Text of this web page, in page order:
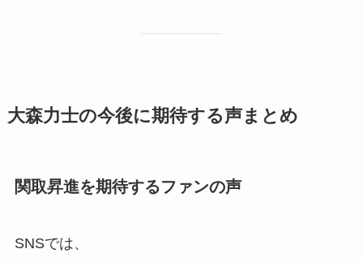
大森力士の今後に期待する声まとめ
関取昇進を期待するファンの声
SNSでは、